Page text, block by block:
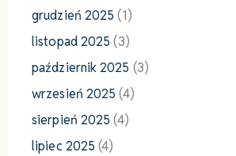
grudzień 2025 (1)
listopad 2025 (3)
październik 2025 (3)
wrzesień 2025 (4)
sierpień 2025 (4)
lipiec 2025 (4)